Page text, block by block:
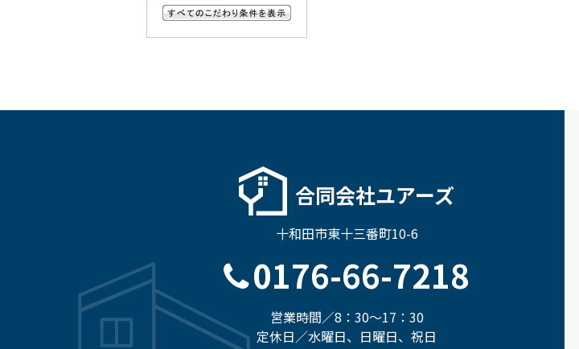
合同会社ユアーズ
十和田市東十三番町10-6
0176-66-7218
営業時間／8：30～17：30
定休日／水曜日、日曜日、祝日